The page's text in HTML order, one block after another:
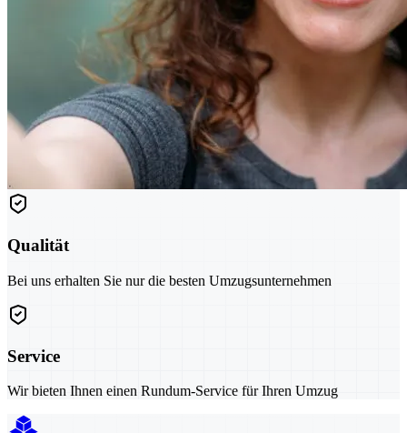
Qualität
Bei uns erhalten Sie nur die besten Umzugsunternehmen
Service
Wir bieten Ihnen einen Rundum-Service für Ihren Umzug